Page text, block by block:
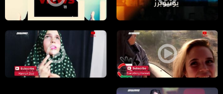
دايما بنبدا شغلات واهداف بحياننا.. بس مابنقدر نكملها،الكاملة،يوتيوبرز،17.5.2019،قناة مساواة
الشهرة ما بتقتصر على الذكاء او الثروة
سر بسيط جدا ليكون تفكيرك سليم وانيق،الكاملة،يوتيوبرز،15.5.2019،قناة مساواة
كل الناس بتحاول تغير شخصيتها للاحسن